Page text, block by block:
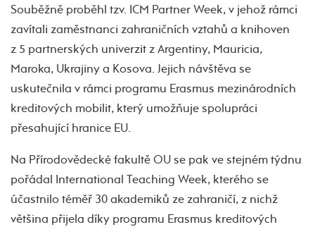
Souběžně proběhl tzv. ICM Partner Week, v jehož rámci
zavítali zaměstnanci zahraničních vztahů a knihoven
z 5 partnerských univerzit z Argentiny, Mauricia,
Maroka, Ukrajiny a Kosova. Jejich návštěva se
uskutečnila v rámci programu Erasmus mezinárodních
kreditových mobilit, který umožňuje spolupráci
přesahující hranice EU.
Na Přírodovědecké fakultě OU se pak ve stejném týdnu
pořádal International Teaching Week, kterého se
účastnilo téměř 30 akademiků ze zahraničí, z nichž
většina přijela díky programu Erasmus kreditových